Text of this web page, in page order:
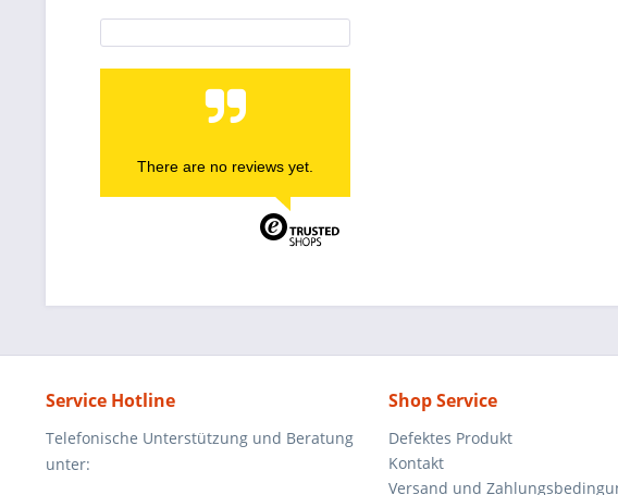
There are no reviews yet.
Service Hotline
Telefonische Unterstützung und Beratung
unter:
Shop Service
Defektes Produkt
Kontakt
Versand und